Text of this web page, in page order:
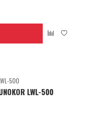
LWL-500